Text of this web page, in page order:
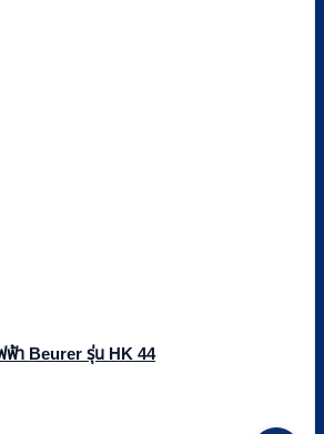
ฟ้า Beurer รุ่น HK 44